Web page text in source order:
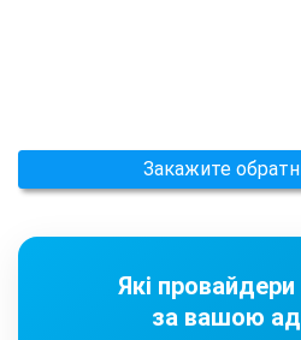
Закажите
Які
за вашою